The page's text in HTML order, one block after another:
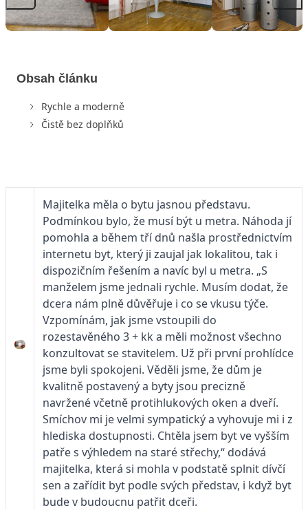
Obsah článku
Rychle a moderně
Čistě bez doplňků
Majitelka měla o bytu jasnou představu.
Podmínkou bylo, že musí být u metra. Náhoda jí
pomohla a během tří dnů našla prostřednictvím
internetu byt, který ji zaujal jak lokalitou, tak i
dispozičním řešením a navíc byl u metra. „S
manželem jsme jednali rychle. Musím dodat, že
dcera nám plně důvěřuje i co se vkusu týče.
Vzpomínám, jak jsme vstoupili do
rozestavěného 3 + kk a měli možnost všechno
konzultovat se stavitelem. Už při první prohlídce
jsme byli spokojeni. Věděli jsme, že dům je
kvalitně postavený a byty jsou precizně
navržené včetně protihlukových oken a dveří.
Smíchov mi je velmi sympatický a vyhovuje mi i z
hlediska dostupnosti. Chtěla jsem byt ve vyšším
patře s výhledem na staré střechy,“ dodává
majitelka, která si mohla v podstatě splnit dívčí
sen a zařídit byt podle svých představ, i když byt
bude v budoucnu patřit dceři.